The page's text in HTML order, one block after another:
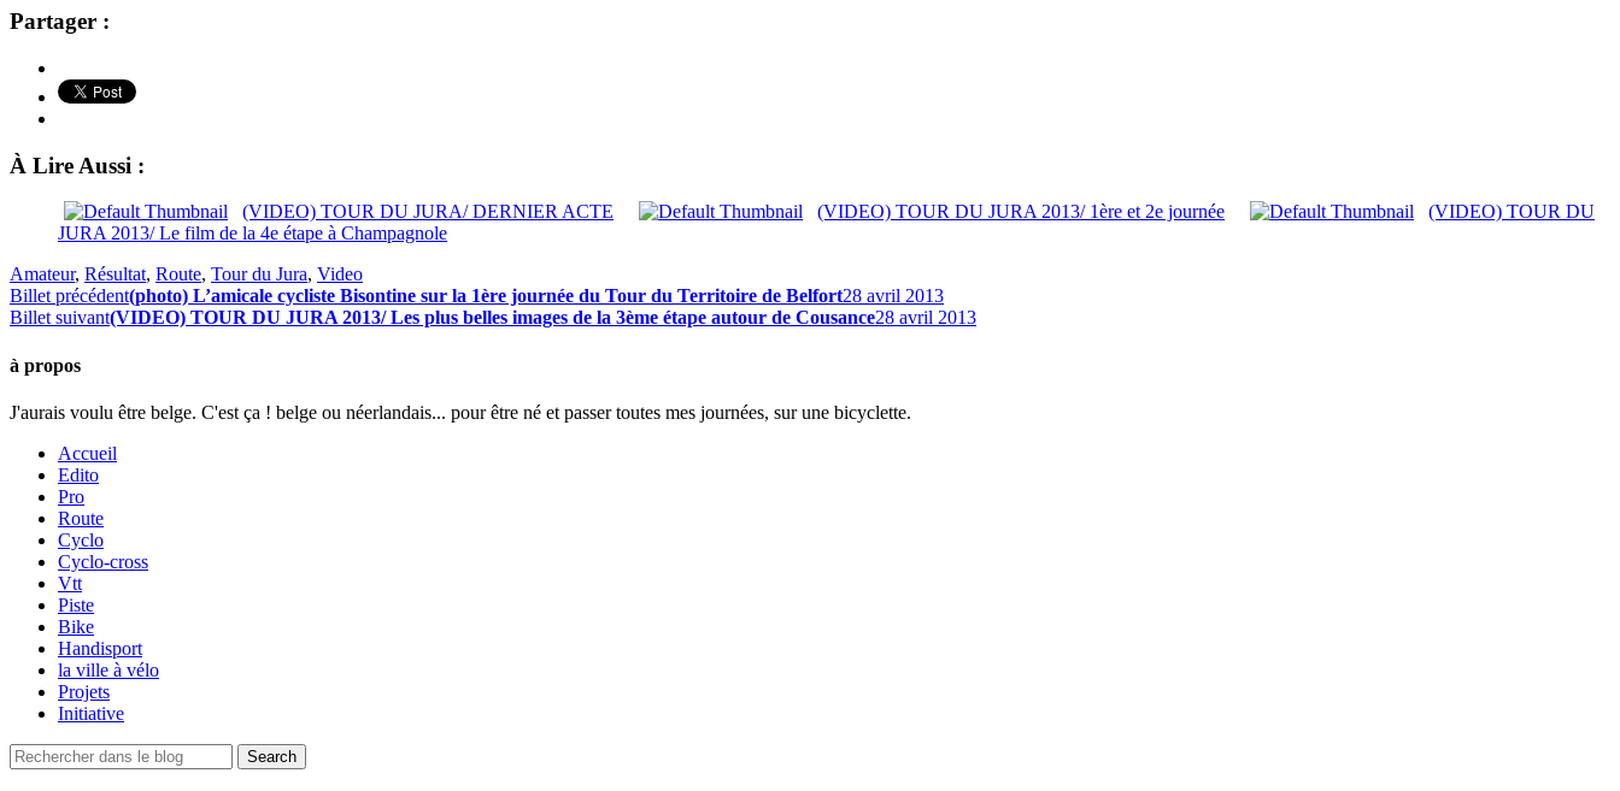
Partager :
À Lire Aussi :
(VIDEO) TOUR DU JURA/ DERNIER ACTE (VIDEO) TOUR DU JURA 2013/ 1ère et 2e journée
(VIDEO) TOUR DU
JURA 2013/ Le film de la 4e étape à Champagnole
Amateur, Résultat, Route, Tour du Jura, Video
Billet précédent(photo) L’amicale cycliste Bisontine sur la 1ère journée du Tour du Territoire de Belfort28 avril 2013
Billet suivant(VIDEO) TOUR DU JURA 2013/ Les plus belles images de la 3ème étape autour de Cousance28 avril 2013
à propos
J'aurais voulu être belge. C'est ça ! belge ou néerlandais... pour être né et passer toutes mes journées, sur une bicyclette.
Accueil
Edito
Pro
Route
Cyclo
Cyclo-cross
Vtt
Piste
Bike
Handisport
la ville à vélo
Projets
Initiative